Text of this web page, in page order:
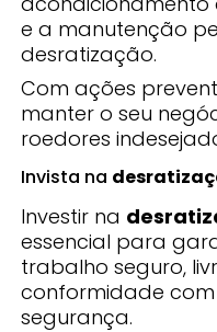
e a manutenção
desratização.
Com ações
manter o seu
roedores
Invista na
Investir na
essencial para
trabalho seguro,
conformidade com
segurança.